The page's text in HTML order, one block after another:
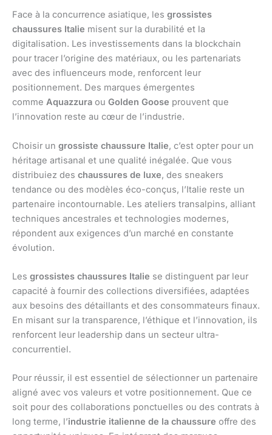
Face à la concurrence asiatique, les grossistes
chaussures Italie misent sur la durabilité et la
digitalisation. Les investissements dans la blockchain
pour tracer l’origine des matériaux, ou les partenariats
avec des influenceurs mode, renforcent leur
positionnement. Des marques émergentes
comme Aquazzura ou Golden Goose prouvent que
l’innovation reste au cœur de l’industrie.
Choisir un grossiste chaussure Italie, c’est opter pour un
héritage artisanal et une qualité inégalée. Que vous
distribuiez des chaussures de luxe, des sneakers
tendance ou des modèles éco-conçus, l’Italie reste un
partenaire incontournable. Les ateliers transalpins, alliant
techniques ancestrales et technologies modernes,
répondent aux exigences d’un marché en constante
évolution.
Les grossistes chaussures Italie se distinguent par leur
capacité à fournir des collections diversifiées, adaptées
aux besoins des détaillants et des consommateurs finaux.
En misant sur la transparence, l’éthique et l’innovation, ils
renforcent leur leadership dans un secteur ultra-
concurrentiel.
Pour réussir, il est essentiel de sélectionner un partenaire
aligné avec vos valeurs et votre positionnement. Que ce
soit pour des collaborations ponctuelles ou des contrats à
long terme, l’industrie italienne de la chaussure offre des